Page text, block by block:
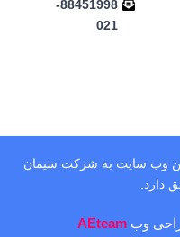
88451998-
021
این وب‌ سایت به شرکت سیمان
دارد.
وب AEteam